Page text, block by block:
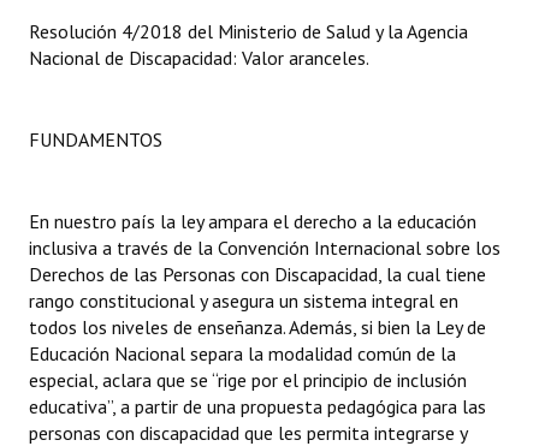
Resolución 4/2018 del Ministerio de Salud y la Agencia
Nacional de Discapacidad: Valor aranceles.
FUNDAMENTOS
En nuestro país la ley ampara el derecho a la educación
inclusiva a través de la Convención Internacional sobre los
Derechos de las Personas con Discapacidad, la cual tiene
rango constitucional y asegura un sistema integral en
todos los niveles de enseñanza. Además, si bien la Ley de
Educación Nacional separa la modalidad común de la
especial, aclara que se “rige por el principio de inclusión
educativa”, a partir de una propuesta pedagógica para las
personas con discapacidad que les permita integrarse y